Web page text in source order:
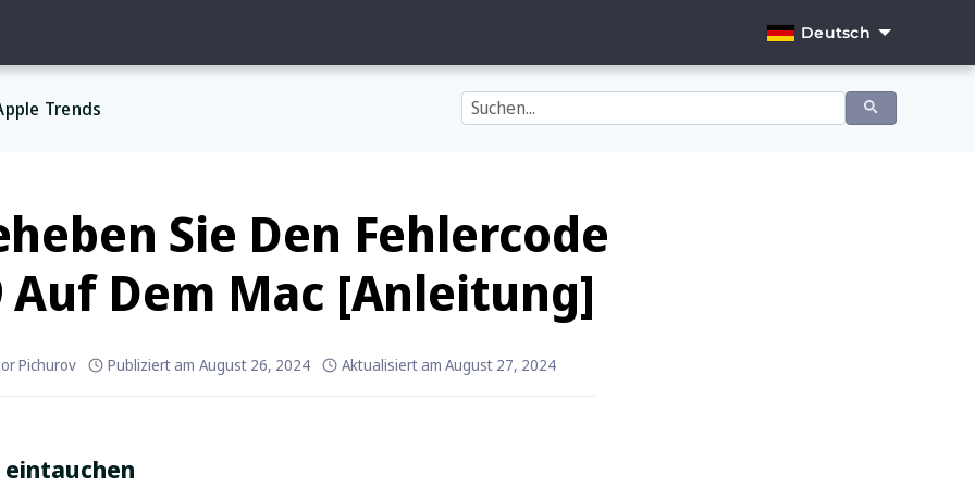
Deutsch
English
Trends
Sie Den Fehlercode
Auf Dem Mac [Anleitung]
Pichurov Publiziert am August 26, 2024 Aktualisiert am August 27, 2024
eintauchen